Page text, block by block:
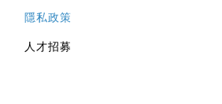
隱私政策
人才招募